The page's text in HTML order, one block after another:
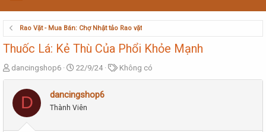
Rao Vặt - Mua Bán: Chợ Nhật tảo Rao vặt
Thuốc Lá: Kẻ Thù Của Phổi Khỏe Mạnh
T
h
e
a
dancingshop6
N
g
y
g
22/9/24
T
ừ
Không có
D dancingshop6
Thành Viên